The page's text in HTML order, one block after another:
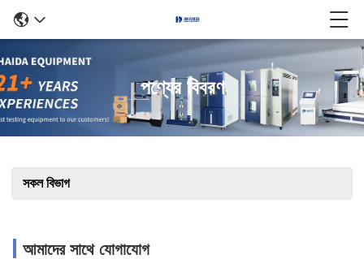
পণ্যের বিবরণ
সকল বিভাগ
আমাদের সাথে যোগাযোগ